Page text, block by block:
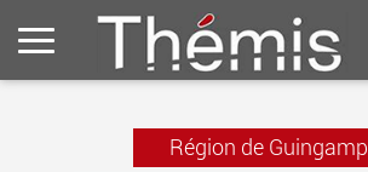
Région de Guingamp